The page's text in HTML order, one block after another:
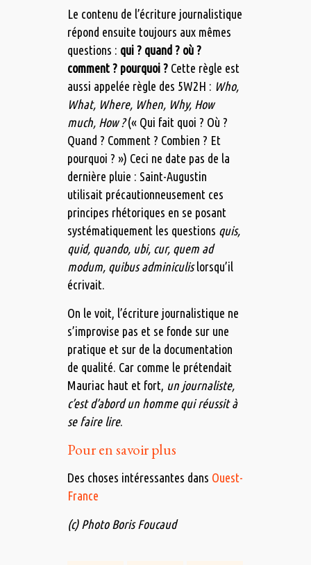
Le contenu de l’écriture journalistique
répond ensuite toujours aux mêmes
questions : qui ? quand ? où ?
comment ? pourquoi ? Cette règle est
aussi appelée règle des 5W2H : Who,
What, Where, When, Why, How
much, How ?(« Qui fait quoi ? Où ?
Quand ? Comment ? Combien ? Et
pourquoi ? ») Ceci ne date pas de la
dernière pluie : Saint-Augustin
utilisait précautionneusement ces
principes rhétoriques en se posant
systématiquement les questions quis,
quid, quando, ubi, cur, quem ad
modum, quibus adminiculislorsqu’il
écrivait.
On le voit, l’écriture journalistique ne
s’improvise pas et se fonde sur une
pratique et sur de la documentation
de qualité. Car comme le prétendait
Mauriac haut et fort, un journaliste,
c’est d’abord un homme qui réussit à
se faire lire.
Pour en savoir plus
Des choses intéressantes dans Ouest-
France
(c) Photo Boris Foucaud